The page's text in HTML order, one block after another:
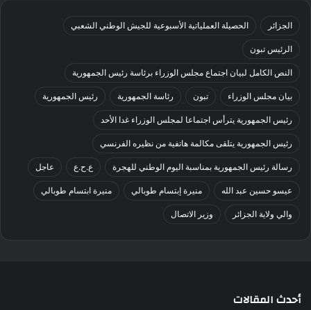
الجزائر الحصيلة العملياتية الأسبوعية للجيش الوطني الشعبي
الرئيس تبون
النص الكامل لبيان اجتماع مجلس الوزراء برئاسة رئيس الجمهورية
بيان مجلس الوزراء تبون رئاسة الجمهورية رئيس الجمهورية
رئيس الجمهورية يترأس اجتماعا لمجلس الوزراء غدا الأحد
رئيس الجمهورية يتلقى مكالمة هاتفية من نظيره الفرنسي
رسالة رئيس الجمهورية بمناسبة اليوم الوطني للهجرة ع.ح.ع عاجل
عيسو حسين عبد الله منيرة إبتسام طوبالي منيرة ابتسام طوبالي
والي ولاية الجزائر وزير الاتصال
أحدث المقالات